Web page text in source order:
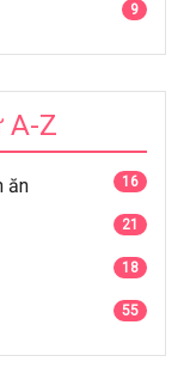
9
A-Z
ăn 16
21
18
55